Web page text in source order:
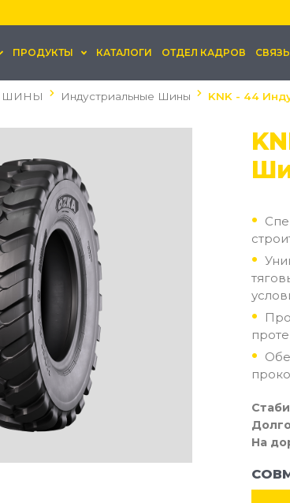
ПРОДУКТЫ КАТАЛОГИ ОТДЕЛ КАДРОВ СВЯЗЬ
ШИНЫ Индустриальные Шины KNK - 44
На